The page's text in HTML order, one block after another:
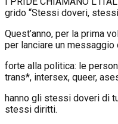
grido “Stessi doveri,
Quest’anno, per la prima
per lanciare un messaggio
forte alla politica: le
trans*, intersex, queer,
hanno gli stessi doveri di
stessi diritti.